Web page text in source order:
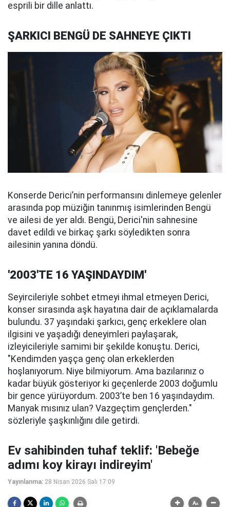
esprili bir dille anlattı.
ŞARKICI BENGÜ DE SAHNEYE ÇIKTI
Konserde Derici’nin performansını dinlemeye gelenler
arasında pop müziğin tanınmış isimlerinden Bengü
ve ailesi de yer aldı. Bengü, Derici'nin sahnesine
davet edildi ve birkaç şarkı söyledikten sonra
ailesinin yanına döndü.
'2003'TE 16 YAŞINDAYDIM'
Seyircileriyle sohbet etmeyi ihmal etmeyen Derici,
konser sırasında aşk hayatına dair de açıklamalarda
bulundu. 37 yaşındaki şarkıcı, genç erkeklere olan
ilgisini ve yaşadığı deneyimleri paylaşarak,
izleyicileriyle samimi bir şekilde konuştu. Derici,
"Kendimden yaşça genç olan erkeklerden
hoşlanıyorum. Niye bilmiyorum. Ama bazılarınız o
kadar büyük gösteriyor ki geçenlerde 2003 doğumlu
bir gence yürüyordum. 2003’te ben 16 yaşındaydım.
Manyak mısınız ulan? Vazgeçtim gençlerden."
sözleriyle şaşkınlığını dile getirdi.
Ev sahibinden tuhaf teklif: 'Bebeğe
adımı koy kirayı indireyim'
Yayınlanma: 28 Nisan 2026 Salı 17:09